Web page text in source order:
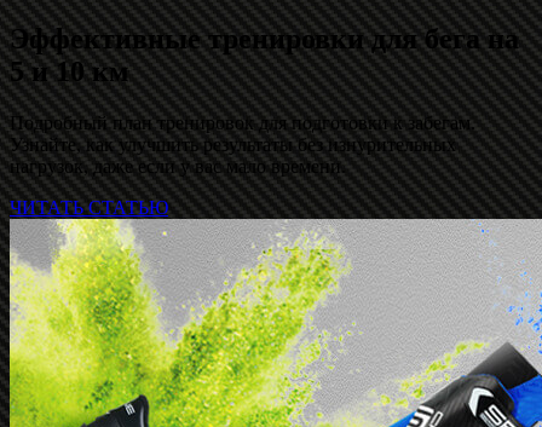
Эффективные тренировки для бега на
5 и 10 км
Подробный план тренировок для подготовки к забегам.
Узнайте, как улучшить результаты без изнурительных
нагрузок, даже если у вас мало времени.
ЧИТАТЬ СТАТЬЮ